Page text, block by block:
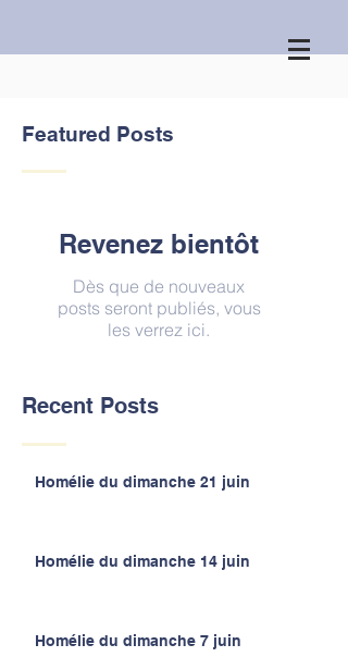
Featured Posts
Revenez bientôt
Dès que de nouveaux
posts seront publiés, vous
les verrez ici.
Recent Posts
Homélie du dimanche 21 juin
Homélie du dimanche 14 juin
Homélie du dimanche 7 juin